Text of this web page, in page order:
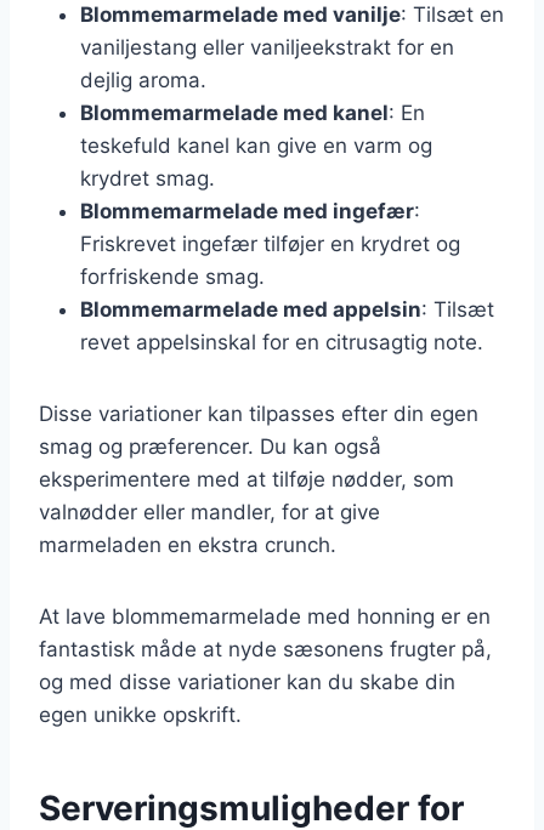
Blommemarmelade med vanilje: Tilsæt en
vaniljestang eller vaniljeekstrakt for en
dejlig aroma.
Blommemarmelade med kanel: En
teskefuld kanel kan give en varm og
krydret smag.
Blommemarmelade med ingefær:
Friskrevet ingefær tilføjer en krydret og
forfriskende smag.
Blommemarmelade med appelsin: Tilsæt
revet appelsinskal for en citrusagtig note.
Disse variationer kan tilpasses efter din egen
smag og præferencer. Du kan også
eksperimentere med at tilføje nødder, som
valnødder eller mandler, for at give
marmeladen en ekstra crunch.
At lave blommemarmelade med honning er en
fantastisk måde at nyde sæsonens frugter på,
og med disse variationer kan du skabe din
egen unikke opskrift.
Serveringsmuligheder for